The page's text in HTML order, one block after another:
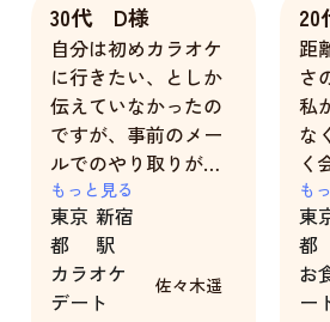
30代 D様
自分は初めカラオケ
に行きたい、としか
伝えていなかったの
ですが、事前のメー
ルでのやり取りが非
常に丁寧で、こちら
の希望に合わせて
色々な提案をしても
らえました。自分は
あまりデート慣れし
もっと見る
東京
都
新宿
駅
カラオケ
デート
佐々木遥
距
さ
私
な
く
な
リ
も
き
満
も
東
都
お
ー